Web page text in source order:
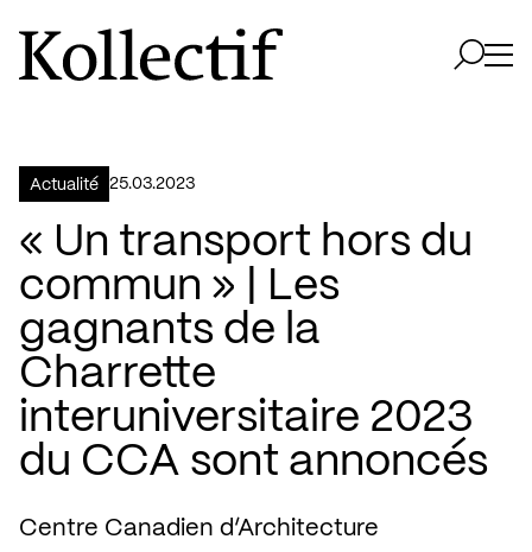
Aller à la page d'accueil
Logo Kollectif
Actualité 25.03.2023
« Un transport hors du
commun » | Les
gagnants de la
Charrette
interuniversitaire 2023
du CCA sont annoncés
Centre Canadien d’Architecture